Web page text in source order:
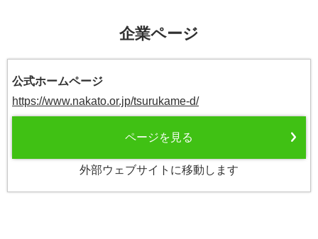
企業ページ
公式ホームページ
https://www.nakato.or.jp/tsurukame-d/
ページを見る
外部ウェブサイトに移動します